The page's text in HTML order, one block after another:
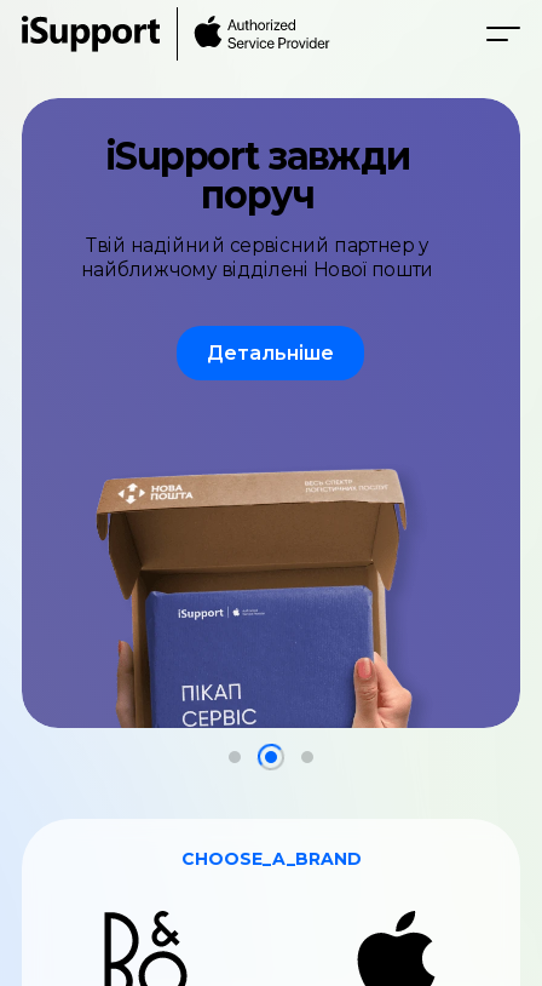
iSupport завжди
поруч
Твій надійний сервісний партнер у
найближчому відділені Нової пошти
Детальніше
CHOOSE_A_BRAND